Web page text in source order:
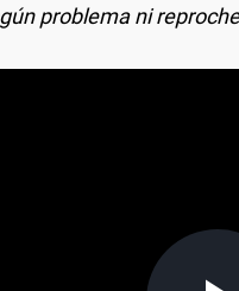
problema ni